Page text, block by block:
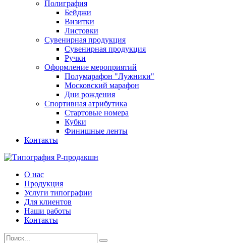
Полиграфия
Бейджи
Визитки
Листовки
Сувенирная продукция
Сувенирная продукция
Ручки
Оформление мероприятий
Полумарафон "Лужники"
Московский марафон
Дни рождения
Спортивная атрибутика
Стартовые номера
Кубки
Финишные ленты
Контакты
О нас
Продукция
Услуги типографии
Для клиентов
Наши работы
Контакты